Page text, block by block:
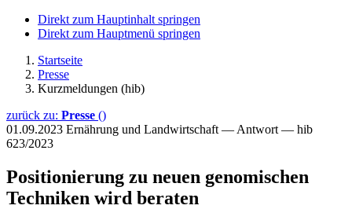
Direkt zum Hauptinhalt springen
Direkt zum Hauptmenü springen
Startseite
Presse
Kurzmeldungen (hib)
zurück zu: Presse ()
01.09.2023 Ernährung und Landwirtschaft — Antwort — hib
623/2023
Positionierung zu neuen genomischen
Techniken wird beraten